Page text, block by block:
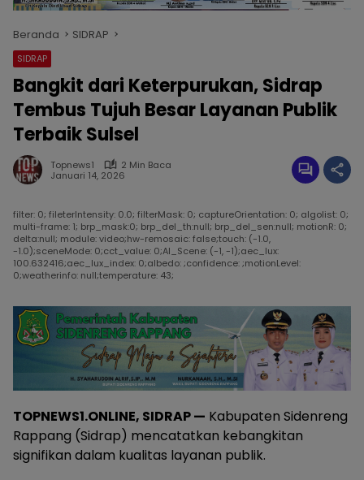
Beranda SIDRAP
SIDRAP
Bangkit dari Keterpurukan, Sidrap
Tembus Tujuh Besar Layanan Publik
Terbaik Sulsel
Topnews1
2 Min Baca
Januari 14, 2026
filter: 0; fileterIntensity: 0.0; filterMask: 0; captureOrientation: 0; algolist: 0;
multi-frame: 1; brp_mask:0; brp_del_th:null; brp_del_sen:null; motionR: 0;
delta:null; module: video;hw-remosaic: false;touch: (-1.0,
-1.0);sceneMode: 0;cct_value: 0;AI_Scene: (-1, -1);aec_lux:
100.632416;aec_lux_index: 0;albedo: ;confidence: ;motionLevel:
0;weatherinfo: null;temperature: 43;
TOPNEWS1.ONLINE, SIDRAP — Kabupaten Sidenreng
Rappang (Sidrap) mencatatkan kebangkitan
signifikan dalam kualitas layanan publik.